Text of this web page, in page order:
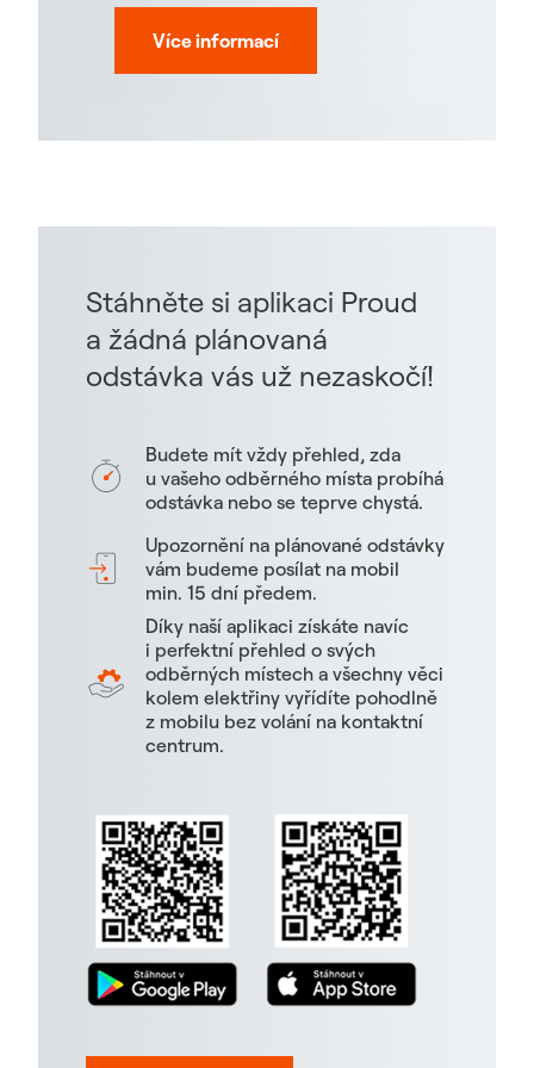
Více informací
Stáhněte si aplikaci Proud
a žádná plánovaná
odstávka vás už nezaskočí!
Budete mít vždy přehled, zda
u vašeho odběrného místa probíhá
odstávka nebo se teprve chystá.
Upozornění na plánované odstávky
vám budeme posílat na mobil
min. 15 dní předem.
Díky naší aplikaci získáte navíc
i perfektní přehled o svých
odběrných místech a všechny věci
kolem elektřiny vyřídíte pohodlně
z mobilu bez volání na kontaktní
centrum.